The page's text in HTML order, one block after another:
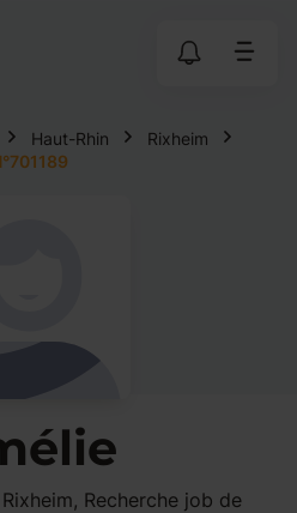
Haut-Rhin
Rixheim
Recherche job de